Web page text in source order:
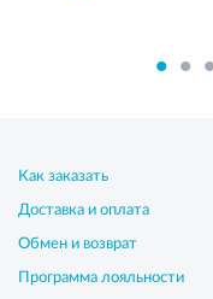
Как заказать
Доставка и оплата
Обмен и возврат
Программа лояльности